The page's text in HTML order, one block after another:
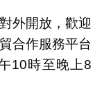
外開放，歡迎
合作服務平台
10時至晚上8